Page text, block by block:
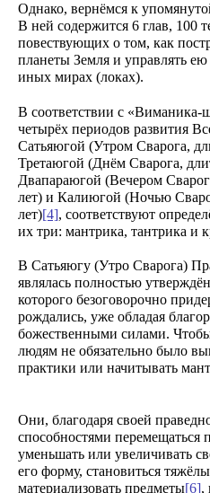
Однако, вернёмся к
В ней содержится 6 глав, 100
повествующих о том, как
планеты Земля и управлять
иных мирах (локах).
В соответствии с «Виманика-
четырёх периодов развития
Сатьяюгой (Утром Сварога,
Третаюгой (Днём Сварога,
Двапараюгой (Вечером
лет) и Калиюгой (Ночью
лет)[4], соответствуют
их три: мантрика, тантрика и
В Сатьяюгу (Утро Сварога)
являлась полностью
которого безоговорочно
рождались, уже обладая
божественными силами.
людям не обязательно было
практики или начитывать
Они, благодаря своей
способностями перемещаться
уменьшать или увеличивать
его форму, становиться
материализовать предметы[6],